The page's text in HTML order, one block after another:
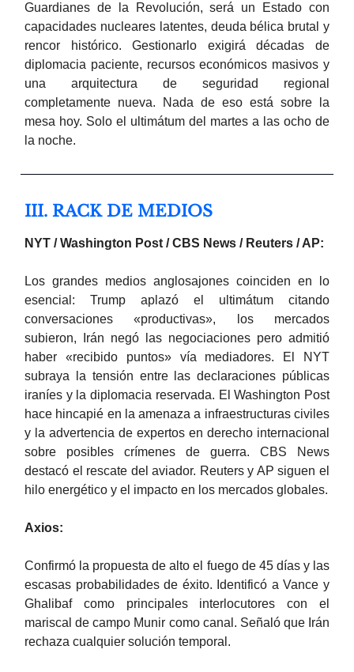
Guardianes de la Revolución, será un Estado con
capacidades nucleares latentes, deuda bélica brutal y
rencor histórico. Gestionarlo exigirá décadas de
diplomacia paciente, recursos económicos masivos y
una arquitectura de seguridad regional
completamente nueva. Nada de eso está sobre la
mesa hoy. Solo el ultimátum del martes a las ocho de
la noche.
III. RACK DE MEDIOS
NYT / Washington Post / CBS News / Reuters / AP:
Los grandes medios anglosajones coinciden en lo
esencial: Trump aplazó el ultimátum citando
conversaciones «productivas», los mercados
subieron, Irán negó las negociaciones pero admitió
haber «recibido puntos» vía mediadores. El NYT
subraya la tensión entre las declaraciones públicas
iraníes y la diplomacia reservada. El Washington Post
hace hincapié en la amenaza a infraestructuras civiles
y la advertencia de expertos en derecho internacional
sobre posibles crímenes de guerra. CBS News
destacó el rescate del aviador. Reuters y AP siguen el
hilo energético y el impacto en los mercados globales.
Axios:
Confirmó la propuesta de alto el fuego de 45 días y las
escasas probabilidades de éxito. Identificó a Vance y
Ghalibaf como principales interlocutores con el
mariscal de campo Munir como canal. Señaló que Irán
rechaza cualquier solución temporal.